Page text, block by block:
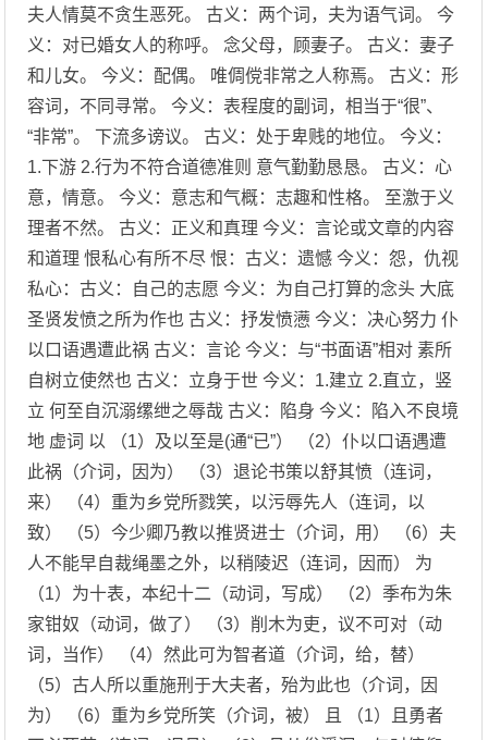
夫人情莫不贪生恶死。 古义：两个词，夫为语气词。 今
义：对已婚女人的称呼。 念父母，顾妻子。 古义：妻子
和儿女。 今义：配偶。 唯倜傥非常之人称焉。 古义：形
容词，不同寻常。 今义：表程度的副词，相当于“很”、
“非常”。 下流多谤议。 古义：处于卑贱的地位。 今义：
1.下游 2.行为不符合道德准则 意气勤勤恳恳。 古义：心
意，情意。 今义：意志和气概：志趣和性格。 至激于义
理者不然。 古义：正义和真理 今义：言论或文章的内容
和道理 恨私心有所不尽 恨：古义：遗憾 今义：怨，仇视
私心：古义：自己的志愿 今义：为自己打算的念头 大底
圣贤发愤之所为作也 古义：抒发愤懑 今义：决心努力 仆
以口语遇遭此祸 古义：言论 今义：与“书面语”相对 素所
自树立使然也 古义：立身于世 今义：1.建立 2.直立，竖
立 何至自沉溺缧绁之辱哉 古义：陷身 今义：陷入不良境
地 虚词 以 （1）及以至是(通“已”） （2）仆以口语遇遭
此祸（介词，因为） （3）退论书策以舒其愤（连词，
来） （4）重为乡党所戮笑，以污辱先人（连词，以
致） （5）今少卿乃教以推贤进士（介词，用） （6）夫
人不能早自裁绳墨之外，以稍陵迟（连词，因而） 为
（1）为十表，本纪十二（动词，写成） （2）季布为朱
家钳奴（动词，做了） （3）削木为吏，议不可对（动
词，当作） （4）然此可为智者道（介词，给，替）
（5）古人所以重施刑于大夫者，殆为此也（介词，因
为） （6）重为乡党所笑（介词，被） 且 （1）且勇者